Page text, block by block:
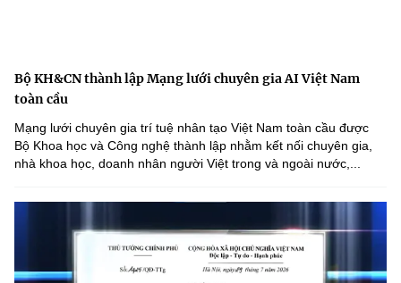
Bộ KH&CN thành lập Mạng lưới chuyên gia AI Việt Nam
toàn cầu
Mạng lưới chuyên gia trí tuệ nhân tạo Việt Nam toàn cầu được
Bộ Khoa học và Công nghệ thành lập nhằm kết nối chuyên gia,
nhà khoa học, doanh nhân người Việt trong và ngoài nước,...